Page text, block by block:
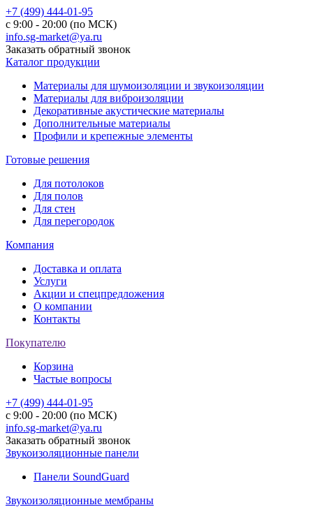
+7 (499) 444-01-95
с 9:00 - 20:00 (по МСК)
info.sg-market@ya.ru
Заказать обратный звонок
Каталог продукции
Материалы для шумоизоляции и звукоизоляции
Материалы для виброизоляции
Декоративные акустические материалы
Дополнительные материалы
Профили и крепежные элементы
Готовые решения
Для потолоков
Для полов
Для стен
Для перегородок
Компания
Доставка и оплата
Услуги
Акции и спецпредложения
О компании
Контакты
Покупателю
Корзина
Частые вопросы
+7 (499) 444-01-95
с 9:00 - 20:00 (по МСК)
info.sg-market@ya.ru
Заказать обратный звонок
Звукоизоляционные панели
Панели SoundGuard
Звукоизоляционные мембраны